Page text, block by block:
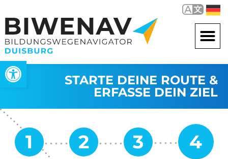
Werkzeugleiste öffnen
STARTE DEINE ROUTE &
ERFASSE DEIN ZIEL